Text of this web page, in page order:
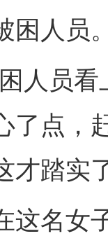
困人员。
员看
了点，
才踏实
名女子